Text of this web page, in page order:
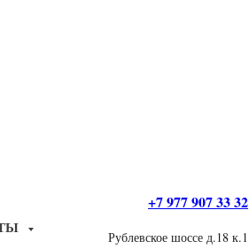
+7 977 907 33 32
Рублевское шоссе д.18 к.1